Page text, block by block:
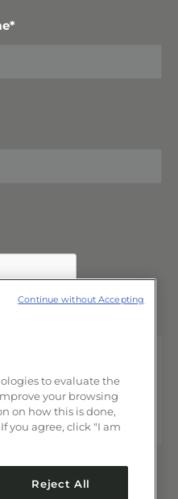
*
to evaluate the
your browsing
on how this is done,
you agree, click "I am
Reject All
Continue without Accepting